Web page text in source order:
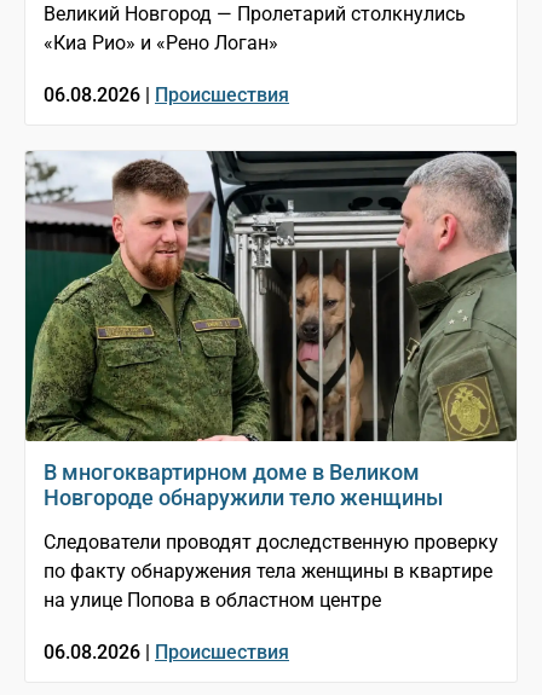
Великий Новгород — Пролетарий столкнулись
«Киа Рио» и «Рено Логан»
06.08.2026 | Происшествия
В многоквартирном доме в Великом
Новгороде обнаружили тело женщины
Следователи проводят доследственную проверку
по факту обнаружения тела женщины в квартире
на улице Попова в областном центре
06.08.2026 | Происшествия